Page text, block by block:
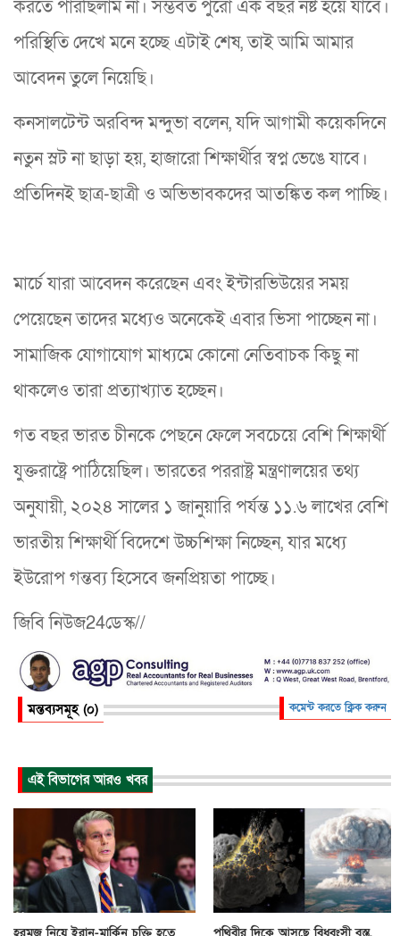
করতে পারছিলাম না। সম্ভবত পুরো এক বছর নষ্ট হয়ে যাবে।
পরিস্থিতি দেখে মনে হচ্ছে এটাই শেষ, তাই আমি আমার
আবেদন তুলে নিয়েছি।
কনসালটেন্ট অরবিন্দ মন্দুভা বলেন, যদি আগামী কয়েকদিনে
নতুন স্লট না ছাড়া হয়, হাজারো শিক্ষার্থীর স্বপ্ন ভেঙে যাবে।
প্রতিদিনই ছাত্র-ছাত্রী ও অভিভাবকদের আতঙ্কিত কল পাচ্ছি।
মার্চে যারা আবেদন করেছেন এবং ইন্টারভিউয়ের সময়
পেয়েছেন তাদের মধ্যেও অনেকেই এবার ভিসা পাচ্ছেন না।
সামাজিক যোগাযোগ মাধ্যমে কোনো নেতিবাচক কিছু না
থাকলেও তারা প্রত্যাখ্যাত হচ্ছেন।
গত বছর ভারত চীনকে পেছনে ফেলে সবচেয়ে বেশি শিক্ষার্থী
যুক্তরাষ্ট্রে পাঠিয়েছিল। ভারতের পররাষ্ট্র মন্ত্রণালয়ের তথ্য
অনুযায়ী, ২০২৪ সালের ১ জানুয়ারি পর্যন্ত ১১.৬ লাখের বেশি
ভারতীয় শিক্ষার্থী বিদেশে উচ্চশিক্ষা নিচ্ছেন, যার মধ্যে
ইউরোপ গন্তব্য হিসেবে জনপ্রিয়তা পাচ্ছে।
জিবি নিউজ24ডেস্ক//
মন্তব্যসমূহ (০) কমেন্ট করতে ক্লিক করুন
এই বিভাগের আরও খবর